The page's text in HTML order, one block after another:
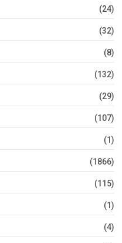
(24)
(32)
(8)
(132)
(29)
(107)
(1)
(1866)
(115)
(1)
(4)